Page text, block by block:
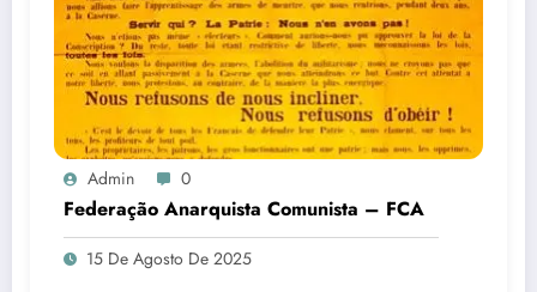
Admin 0
Federação Anarquista Comunista – FCA
15 De Agosto De 2025